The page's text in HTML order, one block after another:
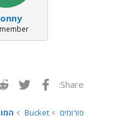
Share: פייסבוק
פורומים Bucket